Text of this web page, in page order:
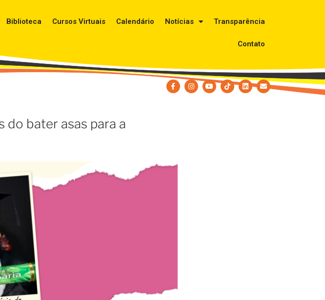
Biblioteca Cursos Virtuais Calendário Notícias Transparência
Contato
do bater asas para a